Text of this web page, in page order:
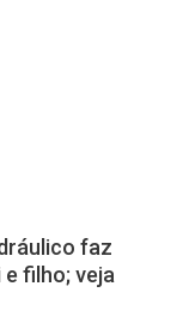
faz
filho; veja